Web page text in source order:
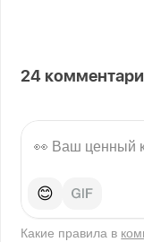
24
😊
Какие правила в